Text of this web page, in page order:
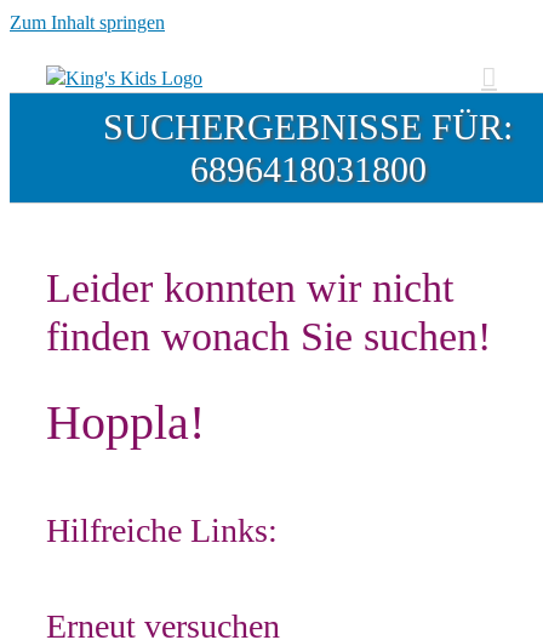
Zum Inhalt springen
SUCHERGEBNISSE FÜR:
6896418031800
Leider konnten wir nicht
finden wonach Sie suchen!
Hoppla!
Hilfreiche Links:
Erneut versuchen